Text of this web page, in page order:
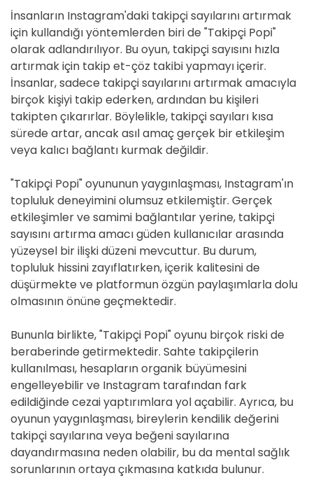
İnsanların Instagram'daki takipçi sayılarını artırmak
için kullandığı yöntemlerden biri de "Takipçi Popi"
olarak adlandırılıyor. Bu oyun, takipçi sayısını hızla
artırmak için takip et-çöz takibi yapmayı içerir.
İnsanlar, sadece takipçi sayılarını artırmak amacıyla
birçok kişiyi takip ederken, ardından bu kişileri
takipten çıkarırlar. Böylelikle, takipçi sayıları kısa
sürede artar, ancak asıl amaç gerçek bir etkileşim
veya kalıcı bağlantı kurmak değildir.
"Takipçi Popi" oyununun yaygınlaşması, Instagram'ın
topluluk deneyimini olumsuz etkilemiştir. Gerçek
etkileşimler ve samimi bağlantılar yerine, takipçi
sayısını artırma amacı güden kullanıcılar arasında
yüzeysel bir ilişki düzeni mevcuttur. Bu durum,
topluluk hissini zayıflatırken, içerik kalitesini de
düşürmekte ve platformun özgün paylaşımlarla dolu
olmasının önüne geçmektedir.
Bununla birlikte, "Takipçi Popi" oyunu birçok riski de
beraberinde getirmektedir. Sahte takipçilerin
kullanılması, hesapların organik büyümesini
engelleyebilir ve Instagram tarafından fark
edildiğinde cezai yaptırımlara yol açabilir. Ayrıca, bu
oyunun yaygınlaşması, bireylerin kendilik değerini
takipçi sayılarına veya beğeni sayılarına
dayandırmasına neden olabilir, bu da mental sağlık
sorunlarının ortaya çıkmasına katkıda bulunur.